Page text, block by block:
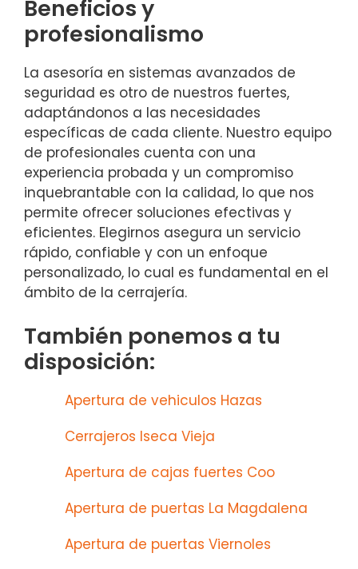
Beneficios y
profesionalismo
La asesoría en sistemas avanzados de
seguridad es otro de nuestros fuertes,
adaptándonos a las necesidades
específicas de cada cliente. Nuestro equipo
de profesionales cuenta con una
experiencia probada y un compromiso
inquebrantable con la calidad, lo que nos
permite ofrecer soluciones efectivas y
eficientes. Elegirnos asegura un servicio
rápido, confiable y con un enfoque
personalizado, lo cual es fundamental en el
ámbito de la cerrajería.
También ponemos a tu
disposición:
Apertura de vehiculos Hazas
Cerrajeros Iseca Vieja
Apertura de cajas fuertes Coo
Apertura de puertas La Magdalena
Apertura de puertas Viernoles